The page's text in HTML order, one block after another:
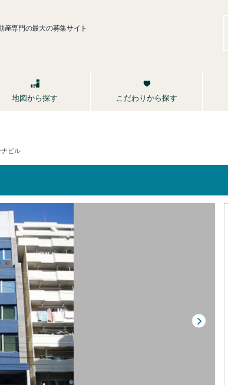
産専門の最大の募集サイト
地図から探す こだわりから探す
ナビル